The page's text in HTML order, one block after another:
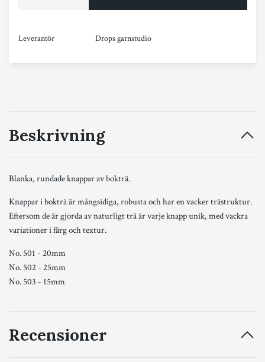
Leverantör Drops garnstudio
Beskrivning
Blanka, rundade knappar av bokträ.
Knappar i bokträ är mångsidiga, robusta och har en vacker trästruktur.
Eftersom de är gjorda av naturligt trä är varje knapp unik, med vackra
variationer i färg och textur.
No. 501 - 20mm
No. 502 - 25mm
No. 503 - 15mm
Recensioner